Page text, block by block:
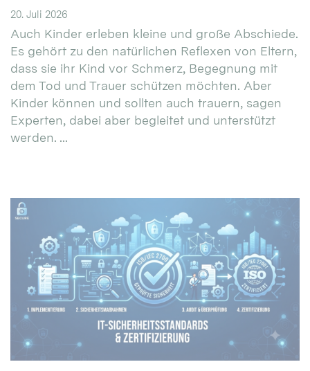
20. Juli 2026
Auch Kinder erleben kleine und große Abschiede.
Es gehört zu den natürlichen Reflexen von Eltern,
dass sie ihr Kind vor Schmerz, Begegnung mit
dem Tod und Trauer schützen möchten. Aber
Kinder können und sollten auch trauern, sagen
Experten, dabei aber begleitet und unterstützt
werden. ...